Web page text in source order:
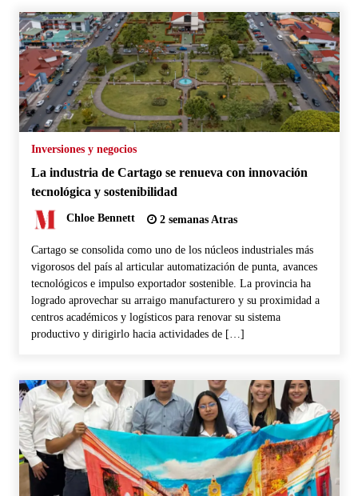
Inversiones y negocios
La industria de Cartago se renueva con innovación
tecnológica y sostenibilidad
Chloe Bennett 2 semanas Atras
Cartago se consolida como uno de los núcleos industriales más
vigorosos del país al articular automatización de punta, avances
tecnológicos e impulso exportador sostenible. La provincia ha
logrado aprovechar su arraigo manufacturero y su proximidad a
centros académicos y logísticos para renovar su sistema
productivo y dirigirlo hacia actividades de […]